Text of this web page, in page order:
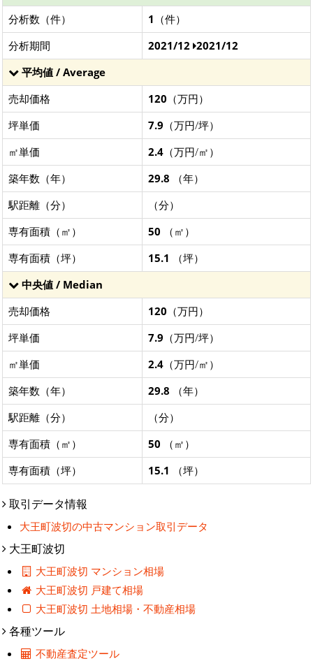
分析数（件）
1 （件）
分析期間
2021/12 2021/12
平均値 / Average
売却価格
120 （万円）
坪単価
7.9 （万円/坪）
㎡単価
2.4 （万円/㎡）
築年数（年）
29.8 （年）
駅距離（分）
（分）
専有面積（㎡）
50 （㎡）
専有面積（坪）
15.1 （坪）
中央値 / Median
売却価格
120 （万円）
坪単価
7.9 （万円/坪）
㎡単価
2.4 （万円/㎡）
築年数（年）
29.8 （年）
駅距離（分）
（分）
専有面積（㎡）
50 （㎡）
専有面積（坪）
15.1 （坪）
取引データ情報
大王町波切の中古マンション取引データ
大王町波切
大王町波切 マンション相場
大王町波切 戸建て相場
大王町波切 土地相場・不動産相場
各種ツール
不動産査定ツール